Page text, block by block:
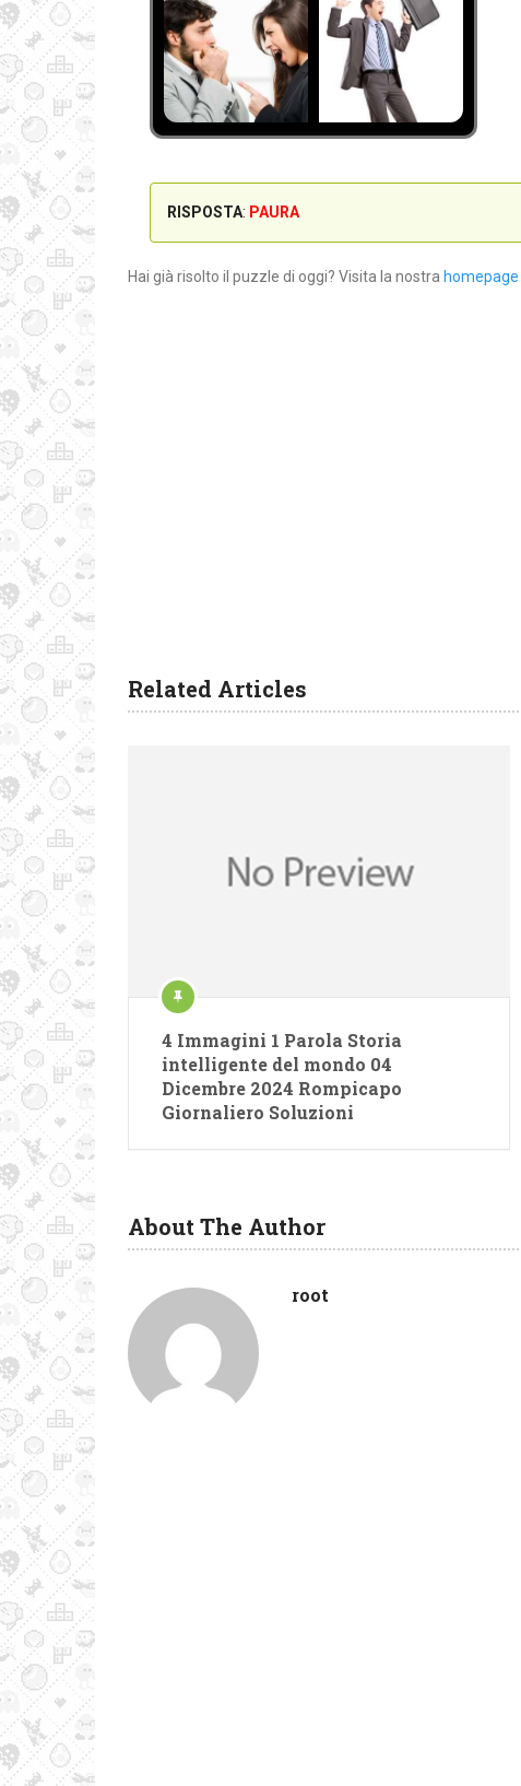
RISPOSTA: PAURA
Hai già risolto il puzzle di oggi? Visita la nostra homepage
Related Articles
4 Immagini 1 Parola Storia
intelligente del mondo 04
Dicembre 2024 Rompicapo
Giornaliero Soluzioni
About The Author
root